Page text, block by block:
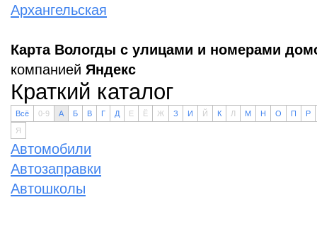
Архангельская
Карта Вологды с улицами и номерами
компанией Яндекс
Краткий каталог
Всё 0-9 А Б В Г Д Е Ё Ж З И Й К Л М Н О П
Р
Я
Автомобили
Автозаправки
Автошколы